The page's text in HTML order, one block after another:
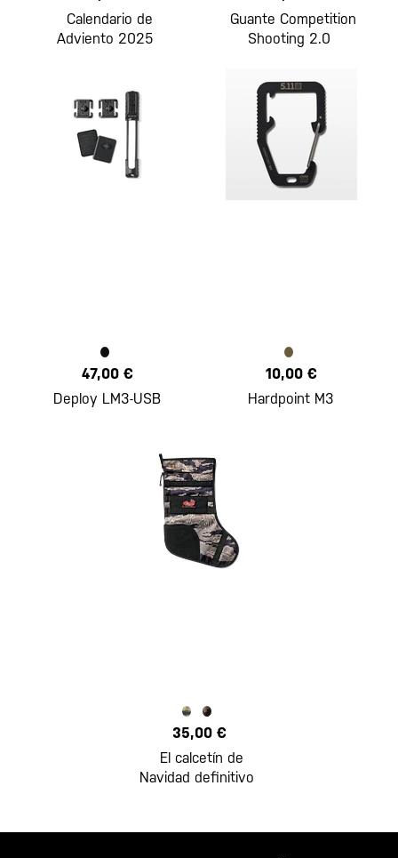
Calendario de
Adviento 2025
Guante Competition
Shooting 2.0
47,00 €
Deploy LM3-USB
10,00 €
Hardpoint M3
35,00 €
El calcetín de
Navidad definitivo